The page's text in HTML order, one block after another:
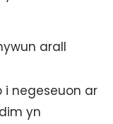
arall
i negeseuon ar
yn